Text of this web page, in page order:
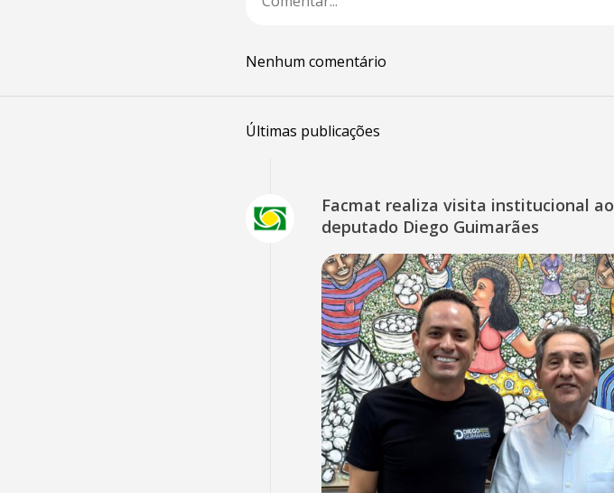
Nenhum comentário
Últimas publicações
Facmat realiza visita institucional ao
deputado Diego Guimarães